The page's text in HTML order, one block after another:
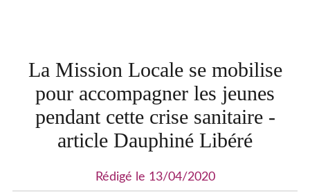
La Mission Locale se mobilise
pour accompagner les jeunes
pendant cette crise sanitaire -
article Dauphiné Libéré
Rédigé le 13/04/2020